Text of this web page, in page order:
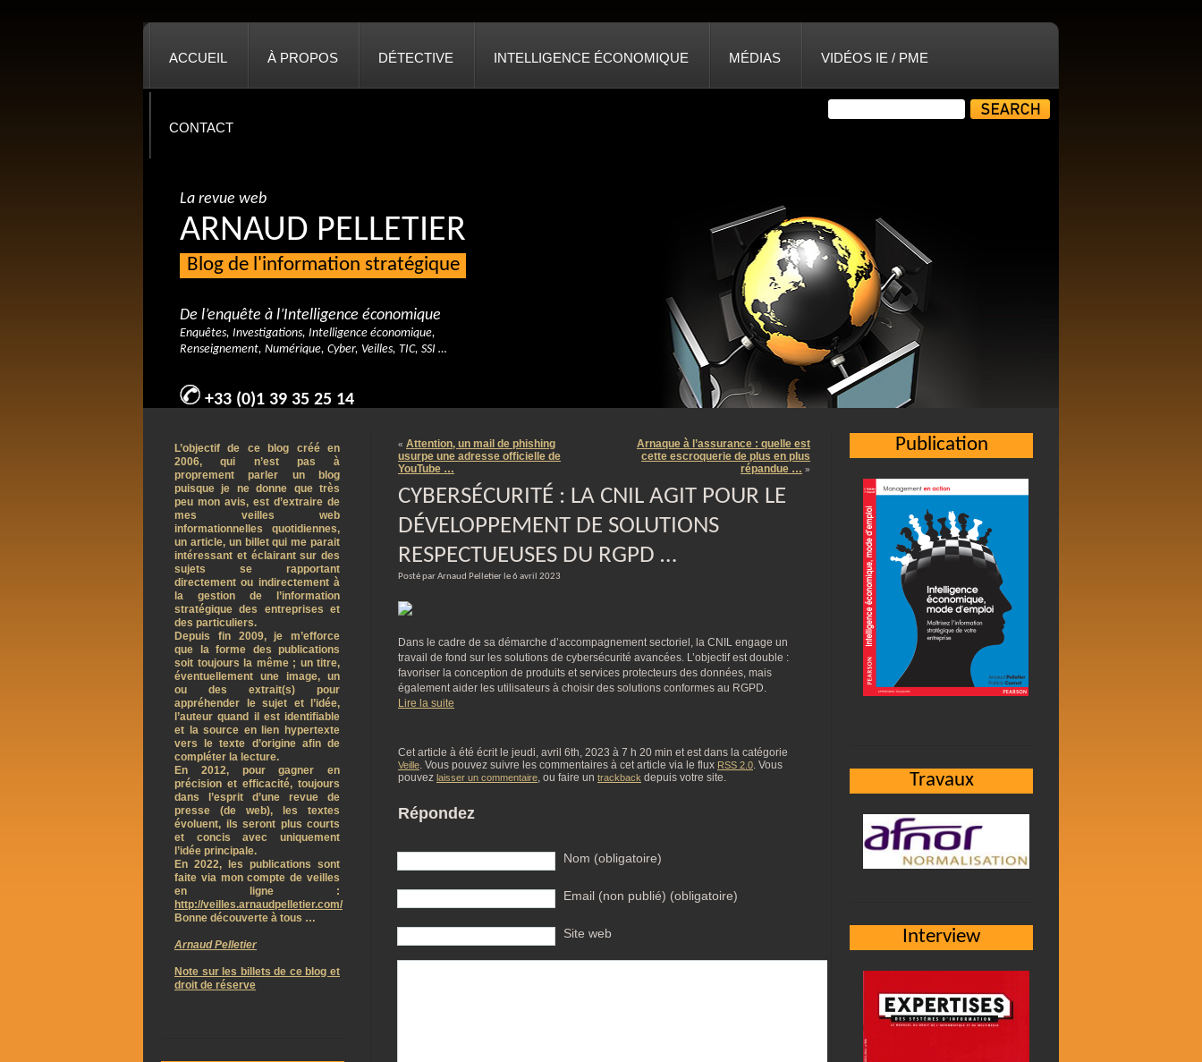
ACCUEIL À PROPOS DÉTECTIVE INTELLIGENCE ÉCONOMIQUE MÉDIAS VIDÉOS IE / PME
CONTACT
La revue web
ARNAUD PELLETIER
Blog de l'information stratégique
De l’enquête à l’Intelligence économique
Enquêtes, Investigations, Intelligence économique,
Renseignement, Numérique, Cyber, Veilles, TIC, SSI …
+33 (0)1 39 35 25 14
« Attention, un mail de phishing
usurpe une adresse officielle de
YouTube …
Arnaque à l’assurance : quelle est
cette escroquerie de plus en plus
répandue … »
CYBERSÉCURITÉ : LA CNIL AGIT POUR LE
DÉVELOPPEMENT DE SOLUTIONS
RESPECTUEUSES DU RGPD …
Posté par Arnaud Pelletier le 6 avril 2023
Dans le cadre de sa démarche d’accompagnement sectoriel, la CNIL engage un
travail de fond sur les solutions de cybersécurité avancées. L’objectif est double :
favoriser la conception de produits et services protecteurs des données, mais
également aider les utilisateurs à choisir des solutions conformes au RGPD.
Lire la suite
Cet article à été écrit le jeudi, avril 6th, 2023 à 7 h 20 min et est dans la catégorie
Veille. Vous pouvez suivre les commentaires à cet article via le flux RSS 2.0. Vous
pouvez laisser un commentaire, ou faire un trackback depuis votre site.
Répondez
Nom (obligatoire)
Email (non publié) (obligatoire)
Site web
Publication
Travaux
Interview
L’objectif de ce blog créé en
2006, qui n’est pas à
proprement parler un blog
puisque je ne donne que très
peu mon avis, est d’extraire de
mes veilles web
informationnelles quotidiennes,
un article, un billet qui me parait
intéressant et éclairant sur des
sujets se rapportant
directement ou indirectement à
la gestion de l’information
stratégique des entreprises et
des particuliers.
Depuis fin 2009, je m’efforce
que la forme des publications
soit toujours la même ; un titre,
éventuellement une image, un
ou des extrait(s) pour
appréhender le sujet et l’idée,
l’auteur quand il est identifiable
et la source en lien hypertexte
vers le texte d’origine afin de
compléter la lecture.
En 2012, pour gagner en
précision et efficacité, toujours
dans l’esprit d’une revue de
presse (de web), les textes
évoluent, ils seront plus courts
et concis avec uniquement
l’idée principale.
En 2022, les publications sont
faite via mon compte de veilles
en ligne :
http://veilles.arnaudpelletier.com/
Bonne découverte à tous …
Arnaud Pelletier
Note sur les billets de ce blog et
droit de réserve